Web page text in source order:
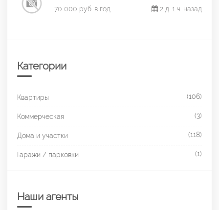
70 000 руб. в год
2 д. 1 ч. назад
Категории
Квартиры (106)
Коммерческая (3)
Дома и участки (118)
Гаражи / парковки (1)
Наши агенты